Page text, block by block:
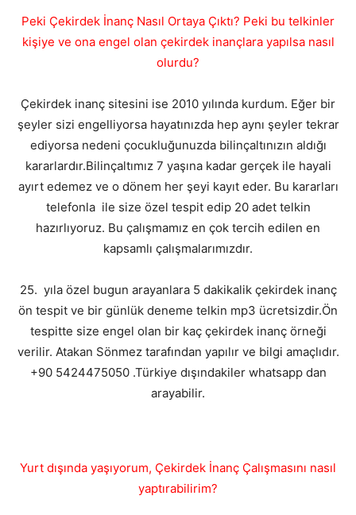
Peki Çekirdek İnanç Nasıl Ortaya Çıktı? Peki bu telkinler
kişiye ve ona engel olan çekirdek inançlara yapılsa nasıl
olurdu?
Çekirdek inanç sitesini ise 2010 yılında kurdum. Eğer bir
şeyler sizi engelliyorsa hayatınızda hep aynı şeyler tekrar
ediyorsa nedeni çocukluğunuzda bilinçaltınızın aldığı
kararlardır.Bilinçaltımız 7 yaşına kadar gerçek ile hayali
ayırt edemez ve o dönem her şeyi kayıt eder. Bu kararları
telefonla ile size özel tespit edip 20 adet telkin
hazırlıyoruz. Bu çalışmamız en çok tercih edilen en
kapsamlı çalışmalarımızdır.
25. yıla özel bugun arayanlara 5 dakikalik çekirdek inanç
ön tespit ve bir günlük deneme telkin mp3 ücretsizdir.Ön
tespitte size engel olan bir kaç çekirdek inanç örneği
verilir. Atakan Sönmez tarafından yapılır ve bilgi amaçlıdır.
+90 5424475050 .Türkiye dışındakiler whatsapp dan
arayabilir.
Yurt dışında yaşıyorum, Çekirdek İnanç Çalışmasını nasıl
yaptırabilirim?